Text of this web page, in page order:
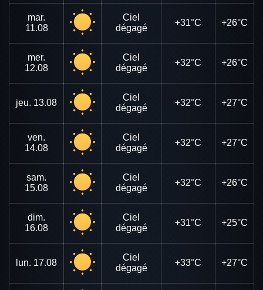
mar.
11.08
Ciel
dégagé
+31°C +26°C
mer.
12.08
Ciel
dégagé
+32°C +26°C
jeu. 13.08
Ciel
dégagé
+32°C +27°C
ven.
14.08
Ciel
dégagé
+32°C +27°C
sam.
15.08
Ciel
dégagé
+32°C +26°C
dim.
16.08
Ciel
dégagé
+31°C +25°C
lun. 17.08
Ciel
dégagé
+33°C +27°C